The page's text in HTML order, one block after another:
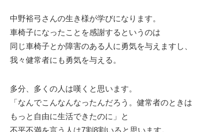
中野裕弓さんの生き様が学びになります。
車椅子になったことを感謝するというのは
同じ車椅子とか障害のある人に勇気を与えますし、
我々健常者にも勇気を与える。
多分、多くの人は嘆くと思います。
「なんでこんなんなったんだろう。健常者のときは
もっと自由に生活できたのに」と
不平不満を言う人は7割8割いると思います。